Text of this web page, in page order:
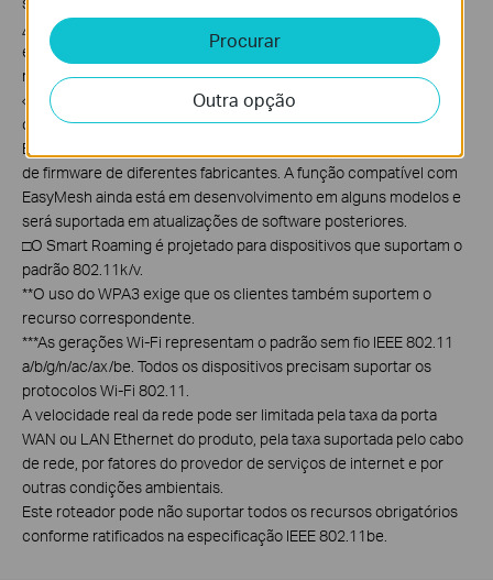
△
A largura de banda de 160 MHz na banda de 5 GHz pode não
estar disponível em algumas regiões/países devido a restrições
regulatórias.
◇
Produtos compatíveis com EasyMesh da TP-Link podem se
conectar em rede com outros dispositivos que utilizam
EasyMesh. Falhas na conexão podem ocorrer devido a conflitos
de firmware de diferentes fabricantes. A função compatível com
EasyMesh ainda está em desenvolvimento em alguns modelos e
será suportada em atualizações de software posteriores.
□O Smart Roaming é projetado para dispositivos que suportam o
padrão 802.11k/v.
**O uso do WPA3 exige que os clientes também suportem o
recurso correspondente.
***As gerações Wi-Fi representam o padrão sem fio IEEE 802.11
a/b/g/n/ac/ax/be. Todos os dispositivos precisam suportar os
protocolos Wi-Fi 802.11.
A velocidade real da rede pode ser limitada pela taxa da porta
WAN ou LAN Ethernet do produto, pela taxa suportada pelo cabo
de rede, por fatores do provedor de serviços de internet e por
outras condições ambientais.
Este roteador pode não suportar todos os recursos obrigatórios
conforme ratificados na especificação IEEE 802.11be.
Procurar
Outra opção